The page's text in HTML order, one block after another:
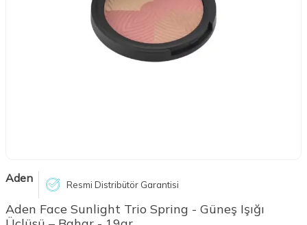
Aden Resmi Distribütör Garantisi
Aden Face Sunlight Trio Spring - Güneş Işığı